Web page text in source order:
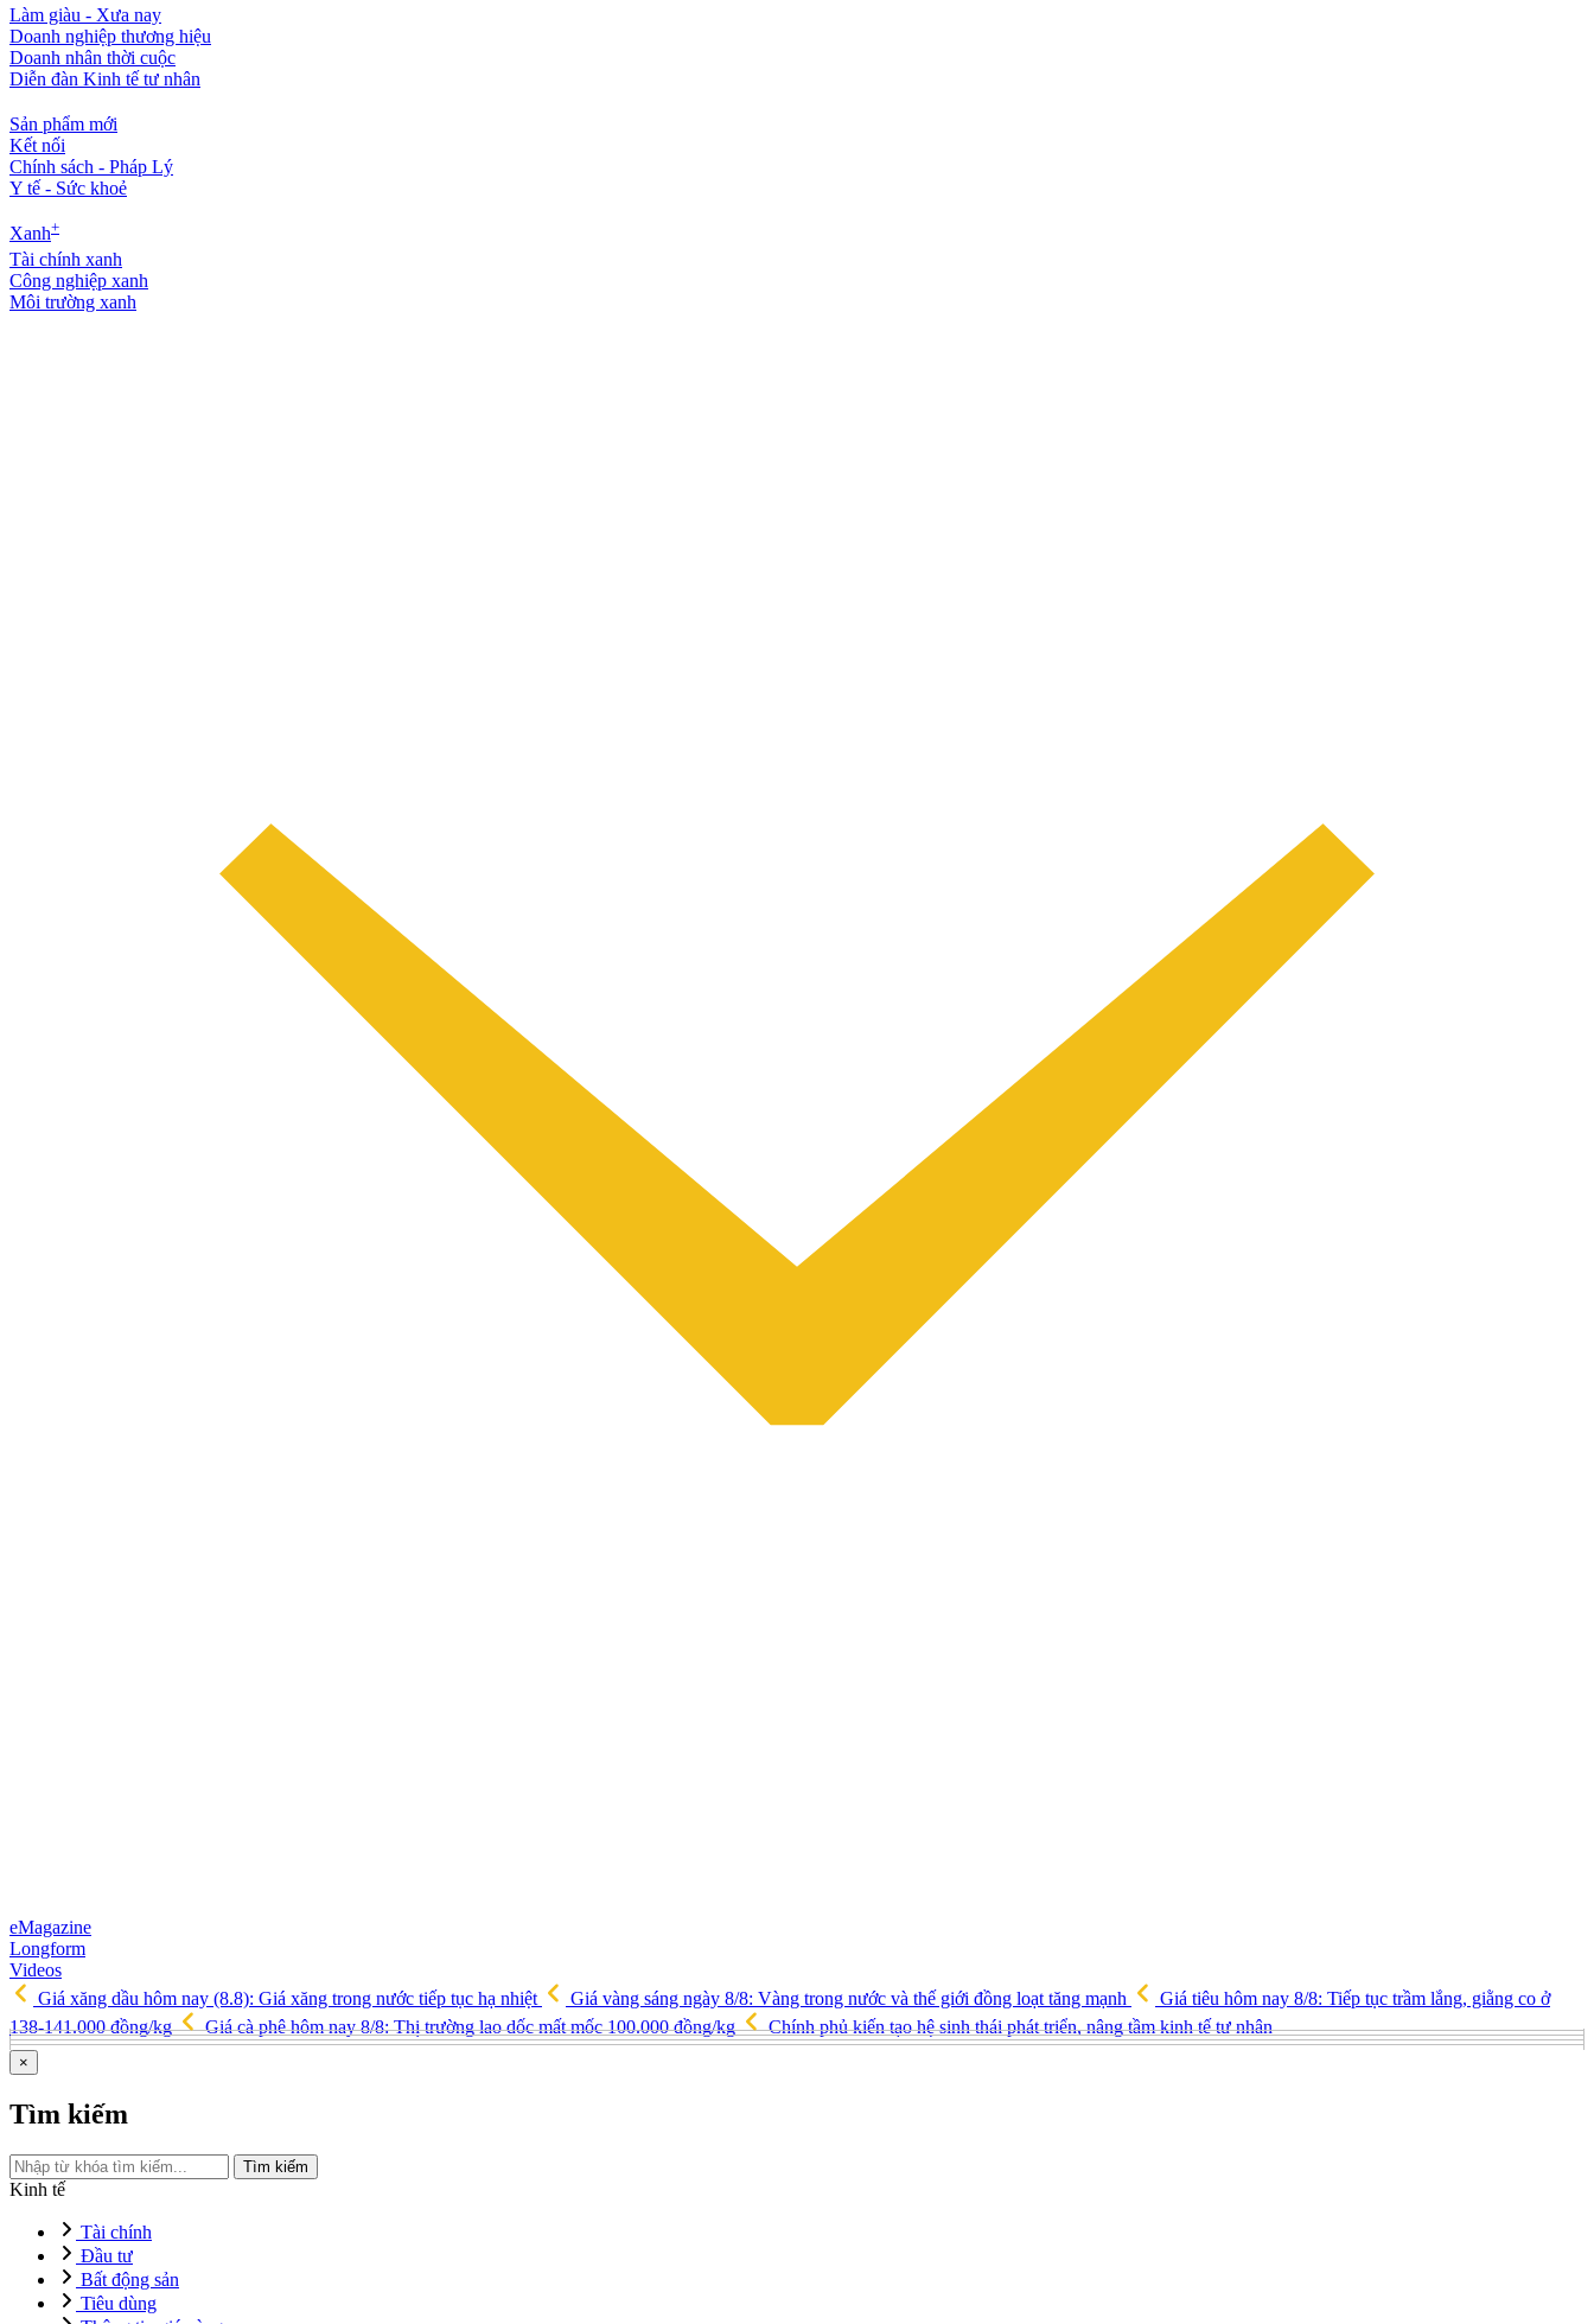
Làm giàu - Xưa nay
Doanh nghiệp thương hiệu
Doanh nhân thời cuộc
Diễn đàn Kinh tế tư nhân
Sản phẩm mới
Kết nối
Chính sách - Pháp Lý
Y tế - Sức khoẻ
Xanh+
Tài chính xanh
Công nghiệp xanh
Môi trường xanh
eMagazine
Longform
Videos
Giá xăng dầu hôm nay (8.8): Giá xăng trong nước tiếp tục hạ nhiệt
Giá vàng sáng ngày 8/8: Vàng trong nước và thế giới đồng loạt tăng mạnh
Giá tiêu hôm nay 8/8: Tiếp tục trầm lắng, giằng co ở
138-141.000 đồng/kg
Giá cà phê hôm nay 8/8: Thị trường lao dốc mất mốc 100.000 đồng/kg Chính phủ kiến tạo hệ sinh thái phát triển, nâng tầm kinh tế tư nhân
×
Tìm kiếm
Tìm kiếm
Kinh tế
Tài chính
Đầu tư
Bất động sản
Tiêu dùng